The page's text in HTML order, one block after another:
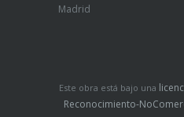
Madrid
Este obra está bajo una
Reconocimiento-